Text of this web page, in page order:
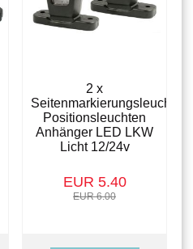
2 x
Seitenmarkierungsleuchte
Positionsleuchten
Anhänger LED LKW
Licht 12/24v
EUR 5.40
EUR 6.00